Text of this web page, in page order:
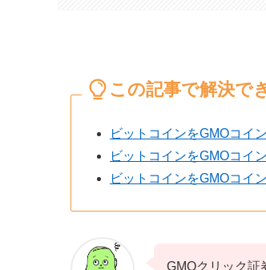
この記事で解決で
ビットコインをGMOコイ
ビットコインをGMOコイ
ビットコインをGMOコイ
GMOクリック証